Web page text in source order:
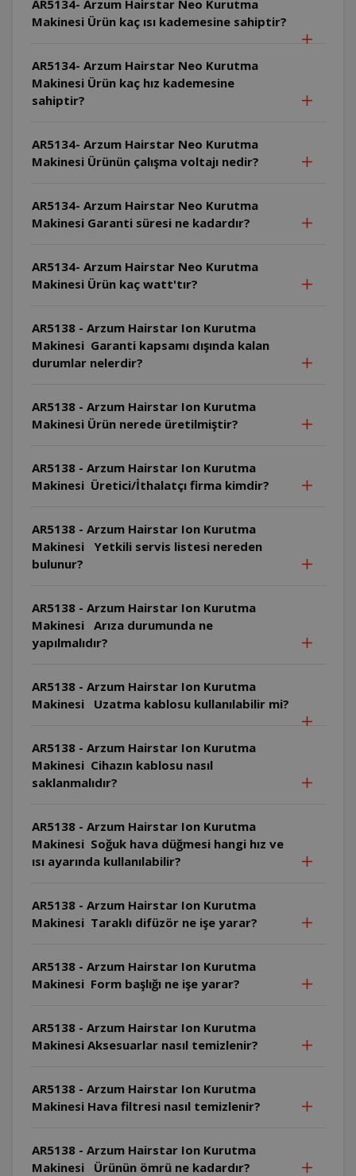
AR5134- Arzum Hairstar Neo Kurutma
Makinesi Ürün kaç ısı kademesine sahiptir?
AR5134- Arzum Hairstar Neo Kurutma
Makinesi Ürün kaç hız kademesine
sahiptir?
AR5134- Arzum Hairstar Neo Kurutma
Makinesi Ürünün çalışma voltajı nedir?
AR5134- Arzum Hairstar Neo Kurutma
Makinesi Garanti süresi ne kadardır?
AR5134- Arzum Hairstar Neo Kurutma
Makinesi Ürün kaç watt'tır?
AR5138 - Arzum Hairstar Ion Kurutma
Makinesi Garanti kapsamı dışında kalan
durumlar nelerdir?
AR5138 - Arzum Hairstar Ion Kurutma
Makinesi Ürün nerede üretilmiştir?
AR5138 - Arzum Hairstar Ion Kurutma
Makinesi Üretici/İthalatçı firma kimdir?
AR5138 - Arzum Hairstar Ion Kurutma
Makinesi Yetkili servis listesi nereden
bulunur?
AR5138 - Arzum Hairstar Ion Kurutma
Makinesi Arıza durumunda ne
yapılmalıdır?
AR5138 - Arzum Hairstar Ion Kurutma
Makinesi Uzatma kablosu kullanılabilir mi?
AR5138 - Arzum Hairstar Ion Kurutma
Makinesi Cihazın kablosu nasıl
saklanmalıdır?
AR5138 - Arzum Hairstar Ion Kurutma
Makinesi Soğuk hava düğmesi hangi hız ve
ısı ayarında kullanılabilir?
AR5138 - Arzum Hairstar Ion Kurutma
Makinesi Taraklı difüzör ne işe yarar?
AR5138 - Arzum Hairstar Ion Kurutma
Makinesi Form başlığı ne işe yarar?
AR5138 - Arzum Hairstar Ion Kurutma
Makinesi Aksesuarlar nasıl temizlenir?
AR5138 - Arzum Hairstar Ion Kurutma
Makinesi Hava filtresi nasıl temizlenir?
AR5138 - Arzum Hairstar Ion Kurutma
Makinesi Ürünün ömrü ne kadardır?